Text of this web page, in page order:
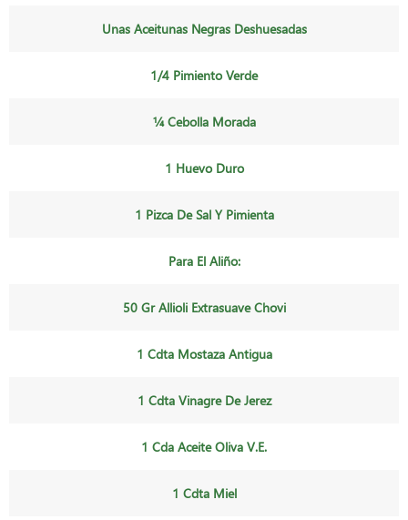
Unas Aceitunas Negras Deshuesadas
1/4 Pimiento Verde
1⁄4 Cebolla Morada
1 Huevo Duro
1 Pizca De Sal Y Pimienta
Para El Aliño:
50 Gr Allioli Extrasuave Chovi
1 Cdta Mostaza Antigua
1 Cdta Vinagre De Jerez
1 Cda Aceite Oliva V.e.
1 Cdta Miel